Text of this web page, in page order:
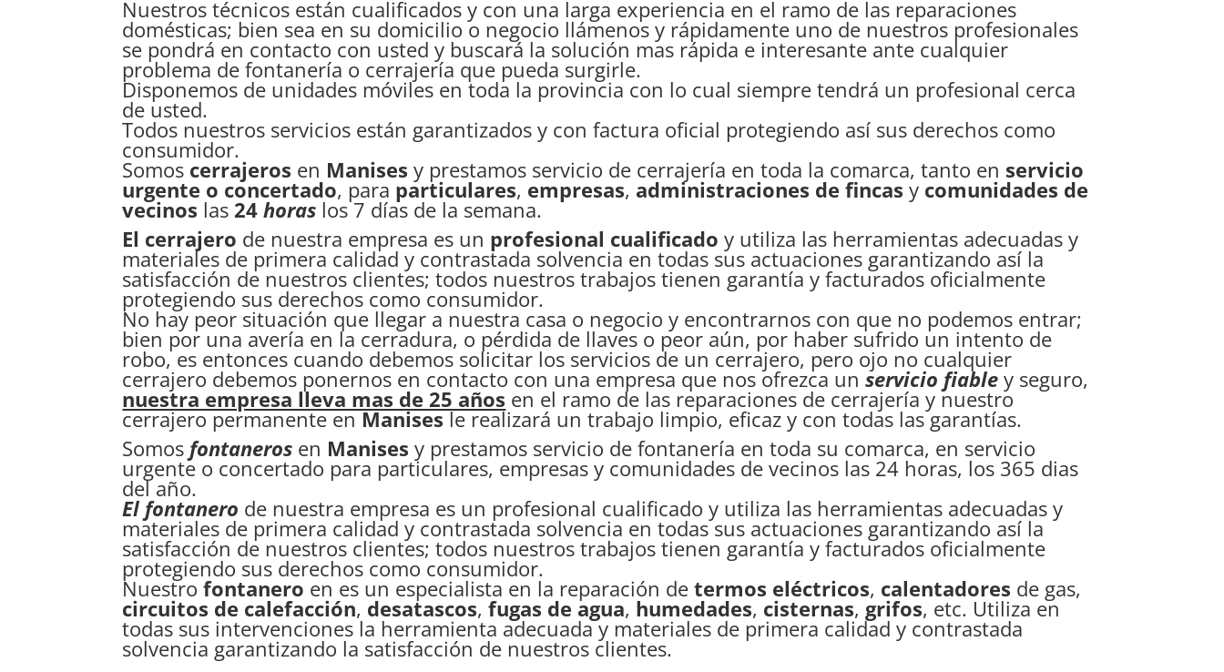
Nuestros técnicos están cualificados y con una larga experiencia en el ramo de las reparaciones
domésticas; bien sea en su domicilio o negocio llámenos y rápidamente uno de nuestros profesionales
se pondrá en contacto con usted y buscará la solución mas rápida e interesante ante cualquier
problema de fontanería o cerrajería que pueda surgirle.
Disponemos de unidades móviles en toda la provincia con lo cual siempre tendrá un profesional cerca
de usted.
Todos nuestros servicios están garantizados y con factura oficial protegiendo así sus derechos como
consumidor.
Somos cerrajeros en Manises y prestamos servicio de cerrajería en toda la comarca, tanto en servicio
urgente o concertado, para particulares, empresas, administraciones de fincas y comunidades de
vecinos las24 horas los 7 días de la semana.
El cerrajero de nuestra empresa es un profesional cualificado y utiliza las herramientas adecuadas y
materiales de primera calidad y contrastada solvencia en todas sus actuaciones garantizando así la
satisfacción de nuestros clientes; todos nuestros trabajos tienen garantía y facturados oficialmente
protegiendo sus derechos como consumidor.
No hay peor situación que llegar a nuestra casa o negocio y encontrarnos con que no podemos entrar;
bien por una avería en la cerradura, o pérdida de llaves o peor aún, por haber sufrido un intento de
robo, es entonces cuando debemos solicitar los servicios de un cerrajero, pero ojo no cualquier
cerrajero debemos ponernos en contacto con una empresa que nos ofrezca unservicio fiable y seguro,
nuestra empresa lleva mas de 25 años en el ramo de las reparaciones de cerrajería y nuestro
cerrajero permanente enManises le realizará un trabajo limpio, eficaz y con todas las garantías.
Somos fontaneros en Manises y prestamos servicio de fontanería en toda su comarca, en servicio
urgente o concertado para particulares, empresas y comunidades de vecinos las 24 horas, los 365 dias
del año.
El fontanero de nuestra empresa es un profesional cualificado y utiliza las herramientas adecuadas y
materiales de primera calidad y contrastada solvencia en todas sus actuaciones garantizando así la
satisfacción de nuestros clientes; todos nuestros trabajos tienen garantía y facturados oficialmente
protegiendo sus derechos como consumidor.
Nuestrofontanero en es un especialista en la reparación determos eléctricos, calentadores de gas,
circuitos de calefacción, desatascos,fugas de agua, humedades, cisternas,grifos, etc. Utiliza en
todas sus intervenciones la herramienta adecuada y materiales de primera calidad y contrastada
solvencia garantizando la satisfacción de nuestros clientes.